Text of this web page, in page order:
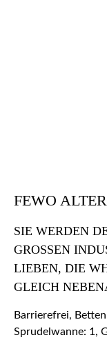
FEWO
SIE WERDEN
GROSSEN
IEBEN, DIE
LEICH
Barrierefrei,
Sprudelwanne: 1,